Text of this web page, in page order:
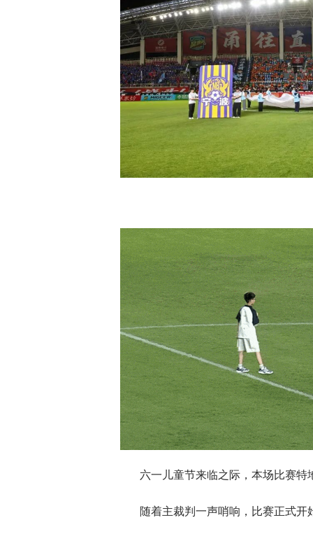
六一儿童节来临之际，本场比赛
随着主裁判一声哨响，比赛正式开